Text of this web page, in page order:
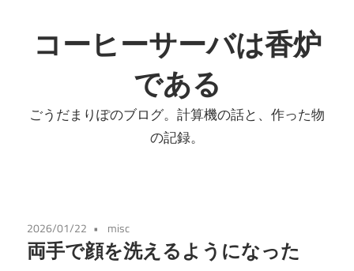
ン
テ
へ
コーヒーサーバは香炉
である
ごうだまりぽのブログ。計算機の話と、作った物
の記録。
2026/01/22 misc
両手で顔を洗えるようになった